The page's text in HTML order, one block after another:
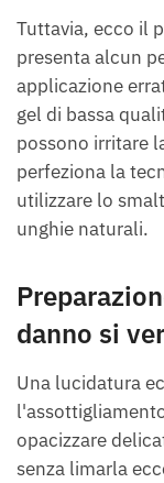
Tuttavia, ecco il
presenta alcun
applicazione
gel di bassa
possono irritare
perfeziona la
utilizzare lo
unghie naturali.
danno si
Una lucidatura
opacizzare
senza limarla